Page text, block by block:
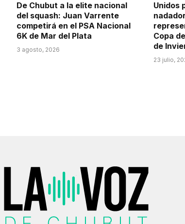
De Chubut a la elite nacional
del squash: Juan Varrente
competirá en el PSA Nacional
6K de Mar del Plata
3 agosto, 2026
Unidos
Copa
de
23 julio,